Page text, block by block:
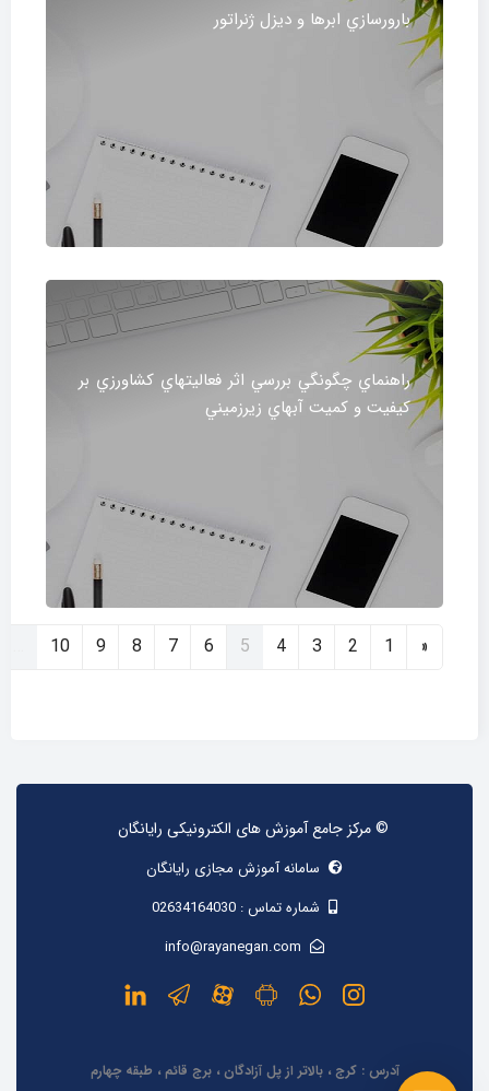
بارورسازي ابرها و ديزل ژنراتور
راهنماي چگونگي بررسي اثر فعاليتهاي كشاورزي بر
كيفيت و كميت آبهاي زيرزميني
« قبلی1
2
3
4
5
6
7
8
9
10
© مرکز جامع آموزش های الکترونیکی رایانگان
سامانه آموزش مجازی رایانگان
شماره تماس : 02634164030
info@rayanegan.com
آدرس : کرج ، بالاتر از پل آزادگان ، برج قائم ، طبقه چهارم